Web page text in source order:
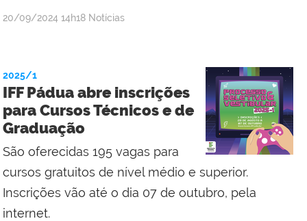
por
Ferreira
publicado
20/09/2024 14h18 Notícias
2025/1
IFF Pádua abre inscrições
para Cursos Técnicos e de
Graduação
São oferecidas 195 vagas para
cursos gratuitos de nível médio e superior.
Inscrições vão até o dia 07 de outubro, pela
internet.